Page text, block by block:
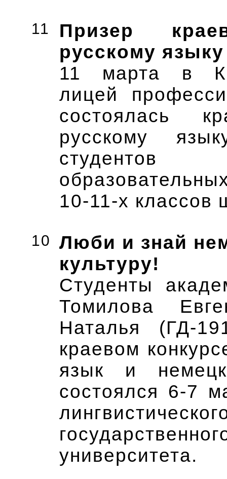
11
Призер
русскому
11 марта в
лицей
состоялась
русскому
студентов
10-11-х классов
10
Люби и знай
культуру!
Студенты
Томилова
Наталья (ГД-
краевом
язык и
состоялся 6-7
университета.